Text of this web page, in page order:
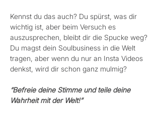
Kennst du das auch? Du spürst, was dir
wichtig ist, aber beim Versuch es
auszusprechen, bleibt dir die Spucke weg?
Du magst dein Soulbusiness in die Welt
tragen, aber wenn du nur an Insta Videos
denkst, wird dir schon ganz mulmig?
“Befreie deine Stimme und teile deine
Wahrheit mit der Welt!”